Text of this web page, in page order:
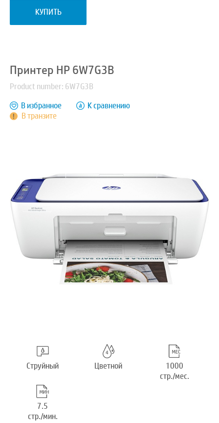
КУПИТЬ
Принтер HP 6W7G3B
Product number: 6W7G3B
В транзите
В избранное К сравнению
Струйный Цветной
1000
стр./мес.
7.5
стр./мин.